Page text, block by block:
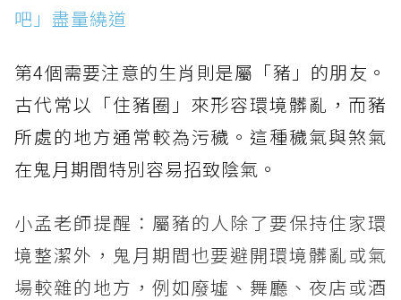
吧」盡量繞道
第4個需要注意的生肖則是屬「豬」的朋友。
古代常以「住豬圈」來形容環境髒亂，而豬
所處的地方通常較為污穢。這種穢氣與煞氣
在鬼月期間特別容易招致陰氣。
小孟老師提醒：屬豬的人除了要保持住家環
境整潔外，鬼月期間也要避開環境髒亂或氣
場較雜的地方，例如廢墟、舞廳、夜店或酒